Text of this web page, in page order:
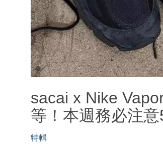
sacai x Nike
等！本週務必注
特輯